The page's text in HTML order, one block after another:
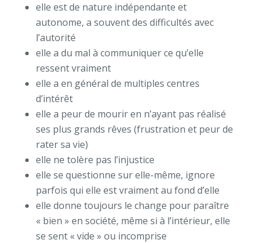
elle est de nature indépendante et
autonome, a souvent des difficultés avec
l’autorité
elle a du mal à communiquer ce qu’elle
ressent vraiment
elle a en général de multiples centres
d’intérêt
elle a peur de mourir en n’ayant pas réalisé
ses plus grands rêves (frustration et peur de
rater sa vie)
elle ne tolère pas l’injustice
elle se questionne sur elle-même, ignore
parfois qui elle est vraiment au fond d’elle
elle donne toujours le change pour paraître
« bien » en société, même si à l’intérieur, elle
se sent « vide » ou incomprise